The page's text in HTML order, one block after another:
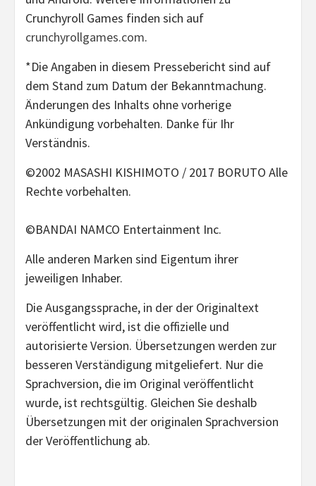
Crunchyroll Games finden sich auf
crunchyrollgames.com.
*Die Angaben in diesem Pressebericht sind auf
dem Stand zum Datum der Bekanntmachung.
Änderungen des Inhalts ohne vorherige
Ankündigung vorbehalten. Danke für Ihr
Verständnis.
©2002 MASASHI KISHIMOTO / 2017 BORUTO Alle
Rechte vorbehalten.
©BANDAI NAMCO Entertainment Inc.
Alle anderen Marken sind Eigentum ihrer
jeweiligen Inhaber.
Die Ausgangssprache, in der der Originaltext
veröffentlicht wird, ist die offizielle und
autorisierte Version. Übersetzungen werden zur
besseren Verständigung mitgeliefert. Nur die
Sprachversion, die im Original veröffentlicht
wurde, ist rechtsgültig. Gleichen Sie deshalb
Übersetzungen mit der originalen Sprachversion
der Veröffentlichung ab.